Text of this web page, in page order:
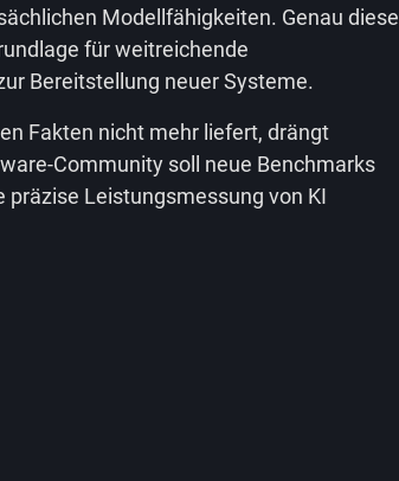
Modellfähigkeiten. Genau diese
für weitreichende
Bereitstellung neuer Systeme.
Fakten nicht mehr liefert, drängt
Community soll neue Benchmarks
präzise Leistungsmessung von KI